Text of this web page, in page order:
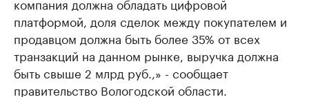
платформой, доля сделок между покупателем и
продавцом должна быть более 35% от всех
транзакций на данном рынке, выручка должна
быть свыше 2 млрд руб.,» - сообщает
правительство Вологодской области.